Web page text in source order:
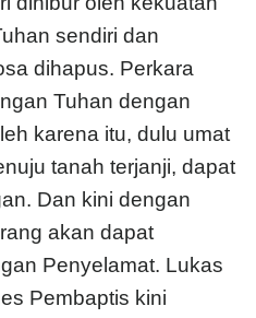
sendiri dan
dihapus. Perkara
Tuhan dengan
karena itu, dulu umat
tanah terjanji, dapat
Dan kini dengan
akan dapat
Penyelamat. Lukas
Pembaptis kini